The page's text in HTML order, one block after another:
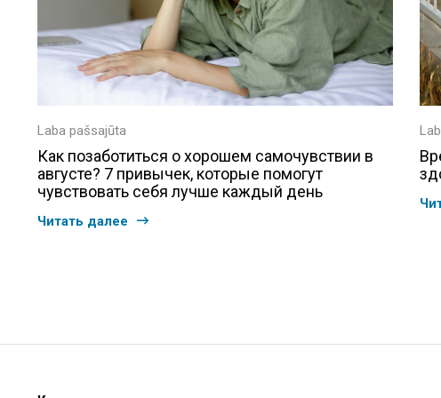
Laba pašsajūta
Как позаботиться о хорошем самочувствии в
августе? 7 привычек, которые помогут
чувствовать себя лучше каждый день
Читать далее